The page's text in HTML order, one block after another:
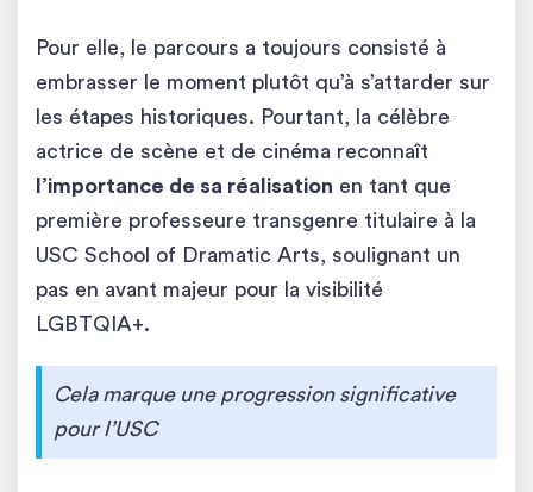
Pour elle, le parcours a toujours consisté à
embrasser le moment plutôt qu’à s’attarder sur
les étapes historiques. Pourtant, la célèbre
actrice de scène et de cinéma reconnaît
l’importance de sa réalisation en tant que
première professeure transgenre titulaire à la
USC School of Dramatic Arts, soulignant un
pas en avant majeur pour la visibilité
LGBTQIA+.
Cela marque une progression significative
pour l’USC